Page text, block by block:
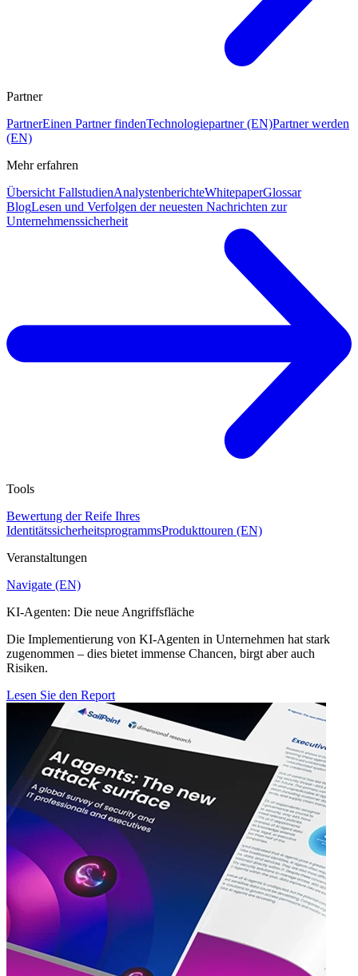
Partner
PartnerEinen Partner findenTechnologiepartner (EN)Partner werden
(EN)
Mehr erfahren
Übersicht FallstudienAnalystenberichteWhitepaperGlossar
BlogLesen und Verfolgen der neuesten Nachrichten zur
Unternehmenssicherheit
Tools
Bewertung der Reife Ihres
IdentitätssicherheitsprogrammsProdukttouren (EN)
Veranstaltungen
Navigate (EN)
KI-Agenten: Die neue Angriffsfläche
Die Implementierung von KI-Agenten in Unternehmen hat stark
zugenommen – dies bietet immense Chancen, birgt aber auch
Risiken.
Lesen Sie den Report